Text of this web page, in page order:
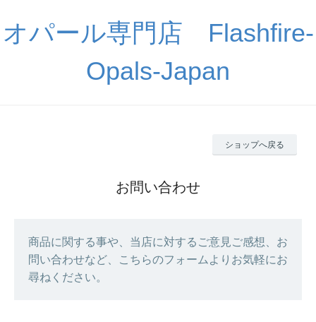
オパール専門店 Flashfire-
Opals-Japan
ショップへ戻る
お問い合わせ
商品に関する事や、当店に対するご意見ご感想、お
問い合わせなど、こちらのフォームよりお気軽にお
尋ねください。